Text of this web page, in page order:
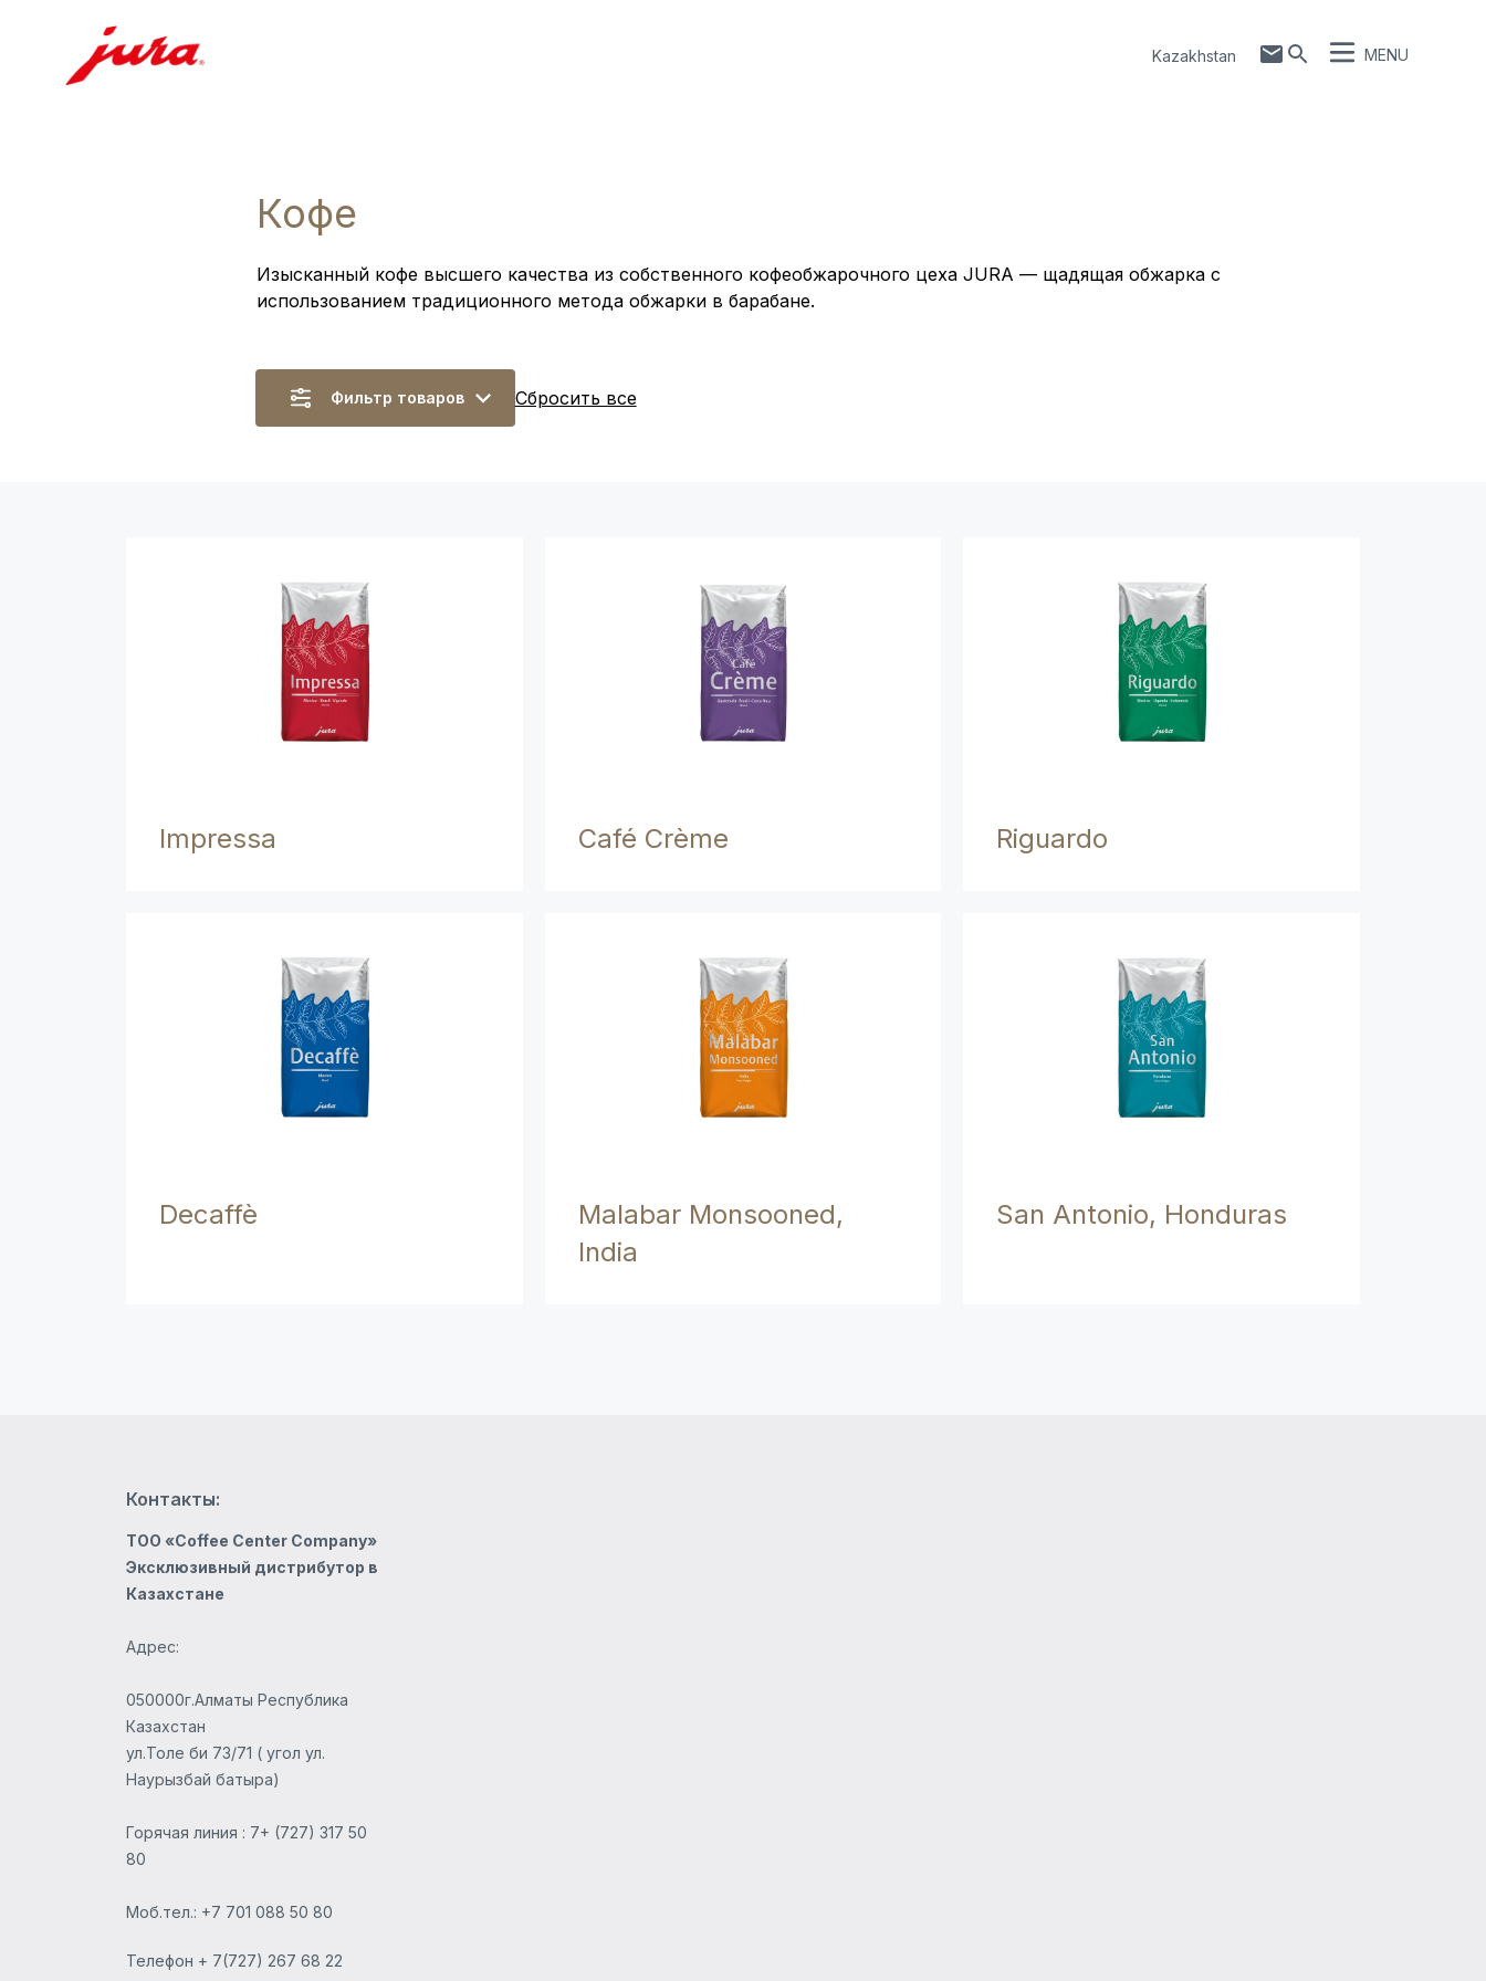
Kazakhstan MENU
Кофе
Изысканный кофе высшего качества из собственного кофеобжарочного цеха JURA — щадящая обжарка с
использованием традиционного метода обжарки в барабане.
Фильтр товаров Сбросить все
Impressa Café Crème Riguardo
Decaffè
Malabar Monsooned,
India
San Antonio, Honduras
Контакты:
ТОО «Coffee Center Company»
Эксклюзивный дистрибутор в
Казахстане
Адрес:
050000г.Алматы Республика
Казахстан
ул.Толе би 73/71 ( угол ул.
Наурызбай батыра)
Горячая линия : 7+ (727) 317 50
80
Моб.тел.: +7 701 088 50 80
Телефон + 7(727) 267 68 22